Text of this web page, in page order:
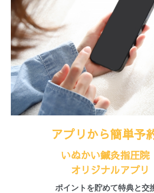
アプリから簡単予
いぬかい鍼灸指圧院
オリジナルアプリ
ポイントを貯めて特典と交